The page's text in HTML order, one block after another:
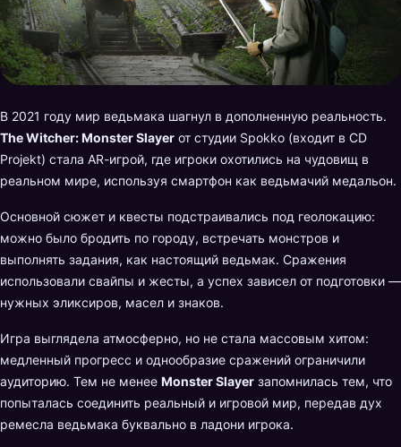
В 2021 году мир ведьмака шагнул в дополненную реальность.
The Witcher: Monster Slayer от студии Spokko (входит в CD
Projekt) стала AR-игрой, где игроки охотились на чудовищ в
реальном мире, используя смартфон как ведьмачий медальон.
Основной сюжет и квесты подстраивались под геолокацию:
можно было бродить по городу, встречать монстров и
выполнять задания, как настоящий ведьмак. Сражения
использовали свайпы и жесты, а успех зависел от подготовки —
нужных эликсиров, масел и знаков.
Игра выглядела атмосферно, но не стала массовым хитом:
медленный прогресс и однообразие сражений ограничили
аудиторию. Тем не менее Monster Slayer запомнилась тем, что
попыталась соединить реальный и игровой мир, передав дух
ремесла ведьмака буквально в ладони игрока.